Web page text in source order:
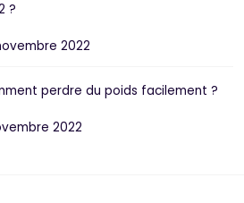
?
2022
perdre du poids facilement ?
2022